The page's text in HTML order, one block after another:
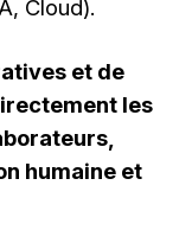
Cloud).
et de
les
humaine et